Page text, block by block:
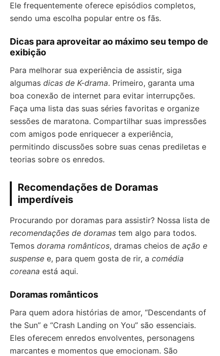
Ele frequentemente oferece episódios completos,
sendo uma escolha popular entre os fãs.
Dicas para aproveitar ao máximo seu tempo de
exibição
Para melhorar sua experiência de assistir, siga
algumas dicas de K-drama. Primeiro, garanta uma
boa conexão de internet para evitar interrupções.
Faça uma lista das suas séries favoritas e organize
sessões de maratona. Compartilhar suas impressões
com amigos pode enriquecer a experiência,
permitindo discussões sobre suas cenas prediletas e
teorias sobre os enredos.
Recomendações de Doramas
imperdíveis
Procurando por doramas para assistir? Nossa lista de
recomendações de doramas tem algo para todos.
Temos dorama românticos, dramas cheios de ação e
suspense e, para quem gosta de rir, a comédia
coreana está aqui.
Doramas românticos
Para quem adora histórias de amor, “Descendants of
the Sun” e “Crash Landing on You” são essenciais.
Eles oferecem enredos envolventes, personagens
marcantes e momentos que emocionam. São